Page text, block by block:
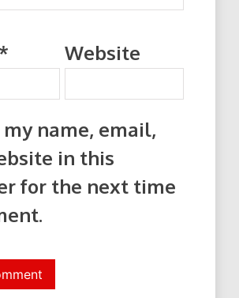
* Website
my name, email,
in this
for the next time